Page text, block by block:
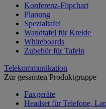
Konferenz-Flipchart
Planung
Spezialtafel
Wandtafel für Kreide
Whiteboards
Zubehör für Tafeln
Telekommunikation
Zur gesamten Produktgruppe
Faxgeräte
Headset für Telefone,